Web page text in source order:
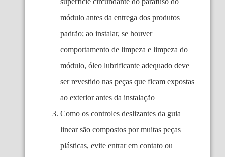
superfície circundante do parafuso do
módulo antes da entrega dos produtos
padrão; ao instalar, se houver
comportamento de limpeza e limpeza do
módulo, óleo lubrificante adequado deve
ser revestido nas peças que ficam expostas
ao exterior antes da instalação
Como os controles deslizantes da guia
linear são compostos por muitas peças
plásticas, evite entrar em contato ou